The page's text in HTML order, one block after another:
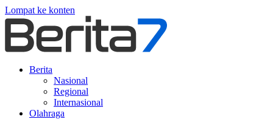
Lompat ke konten
Berita
Nasional
Regional
Internasional
Olahraga